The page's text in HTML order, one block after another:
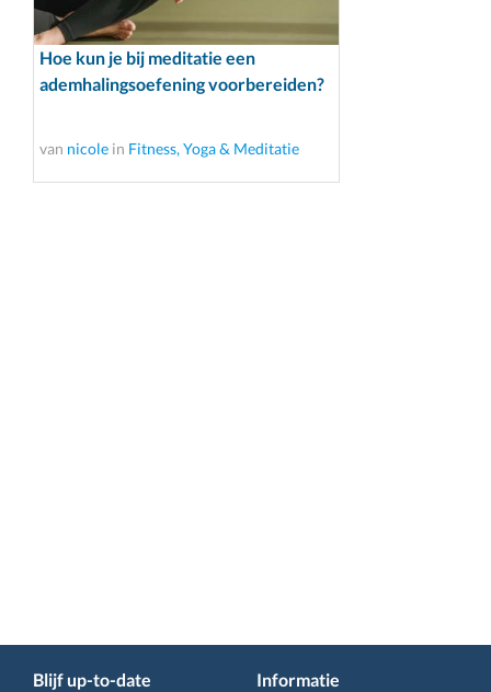
Hoe kun je bij meditatie een
ademhalingsoefening voorbereiden?
van nicole in Fitness, Yoga & Meditatie
Blijf up-to-date Informatie